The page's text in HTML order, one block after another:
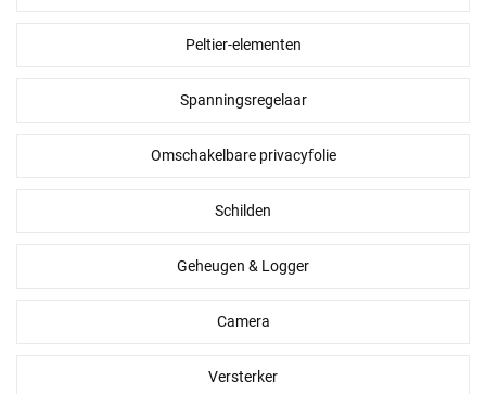
Peltier-elementen
Spanningsregelaar
Omschakelbare privacyfolie
Schilden
Geheugen & Logger
Camera
Versterker